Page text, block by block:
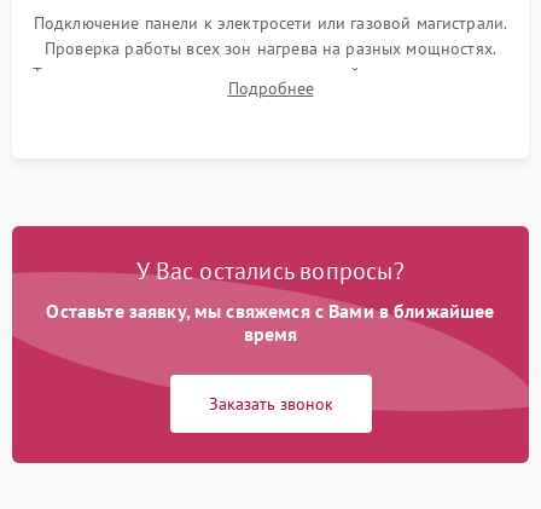
Подключение панели к электросети или газовой магистрали.
Проверка работы всех зон нагрева на разных мощностях.
Тестирование сенсорного управления, таймера, индикаторов
остаточного тепла и систем защиты от перегрева.
Подробнее
У Вас остались вопросы?
Оставьте заявку, мы свяжемся с Вами в ближайшее
время
Заказать звонок